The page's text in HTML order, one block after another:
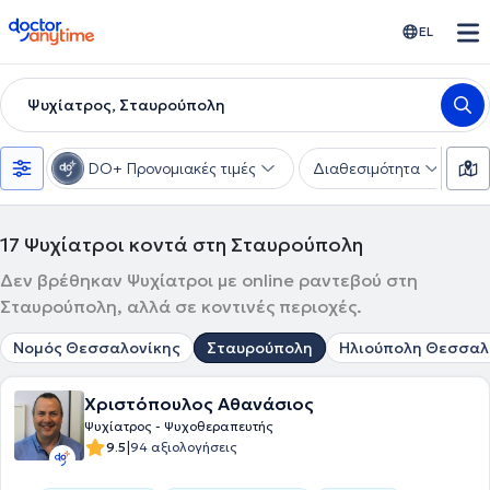
doctoranytime EL
Ψυχίατρος, Σταυρούπολη
DO+ Προνομιακές τιμές Διαθεσιμότητα
17 Ψυχίατροι κοντά στη Σταυρούπολη
Δεν βρέθηκαν Ψυχίατροι με online ραντεβού στη
Σταυρούπολη, αλλά σε κοντινές περιοχές.
Νομός Θεσσαλονίκης Σταυρούπολη Ηλιούπολη
Χριστόπουλος Αθανάσιος
Ψυχίατρος - Ψυχοθεραπευτής
9.5|94 αξιολογήσεις